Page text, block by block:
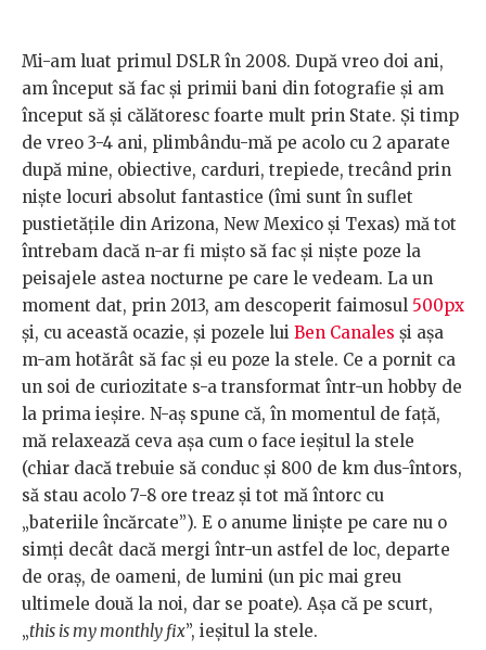
Mi-am luat primul DSLR în 2008. După vreo doi ani,
am început să fac şi primii bani din fotografie şi am
început să şi călătoresc foarte mult prin State. Şi timp
de vreo 3-4 ani, plimbându-mă pe acolo cu 2 aparate
după mine, obiective, carduri, trepiede, trecând prin
nişte locuri absolut fantastice (îmi sunt în suflet
pustietăţile din Arizona, New Mexico şi Texas) mă tot
întrebam dacă n-ar fi mişto să fac şi nişte poze la
peisajele astea nocturne pe care le vedeam. La un
moment dat, prin 2013, am descoperit faimosul 500px
şi, cu această ocazie, şi pozele lui Ben Canales şi aşa
m-am hotărât să fac şi eu poze la stele. Ce a pornit ca
un soi de curiozitate s-a transformat într-un hobby de
la prima ieşire. N-aş spune că, în momentul de faţă,
mă relaxează ceva aşa cum o face ieşitul la stele
(chiar dacă trebuie să conduc şi 800 de km dus-întors,
să stau acolo 7-8 ore treaz şi tot mă întorc cu
„bateriile încărcate”). E o anume linişte pe care nu o
simţi decât dacă mergi într-un astfel de loc, departe
de oraş, de oameni, de lumini (un pic mai greu
ultimele două la noi, dar se poate). Aşa că pe scurt,
„this is my monthly fix”, ieşitul la stele.